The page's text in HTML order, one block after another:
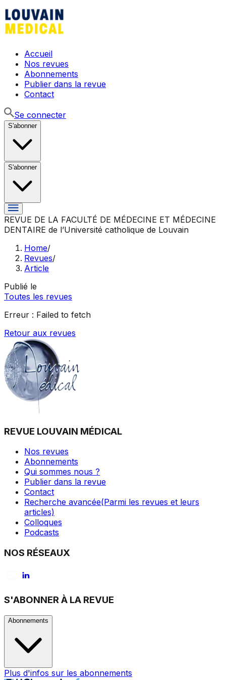
Accueil
Nos revues
Abonnements
Publier dans la revue
Contact
Se connecter
S'abonner
S'abonner
REVUE DE LA FACULTÉ DE MÉDECINE ET MÉDECINE
DENTAIRE de l’Université catholique de Louvain
Home/
Revues/
Article
Publié le
Toutes les revues
Erreur : Failed to fetch
Retour aux revues
REVUE LOUVAIN MÉDICAL
Nos revues
Abonnements
Qui sommes nous ?
Publier dans la revue
Contact
Recherche avancée(Parmi les revues et leurs
articles)
Colloques
Podcasts
NOS RÉSEAUX
S'ABONNER À LA REVUE
Abonnements
Plus d'infos sur les abonnements